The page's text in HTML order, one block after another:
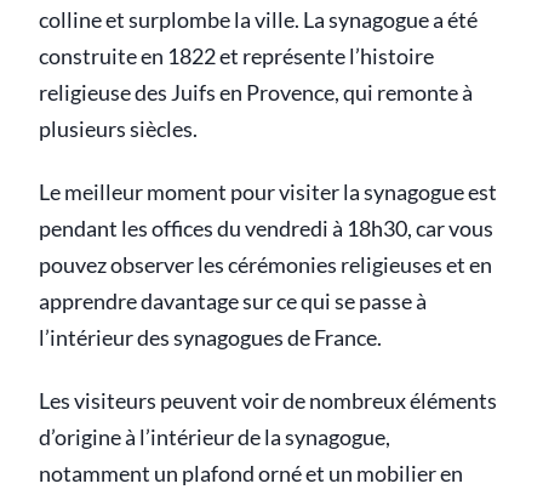
colline et surplombe la ville. La synagogue a été
construite en 1822 et représente l’histoire
religieuse des Juifs en Provence, qui remonte à
plusieurs siècles.
Le meilleur moment pour visiter la synagogue est
pendant les offices du vendredi à 18h30, car vous
pouvez observer les cérémonies religieuses et en
apprendre davantage sur ce qui se passe à
l’intérieur des synagogues de France.
Les visiteurs peuvent voir de nombreux éléments
d’origine à l’intérieur de la synagogue,
notamment un plafond orné et un mobilier en